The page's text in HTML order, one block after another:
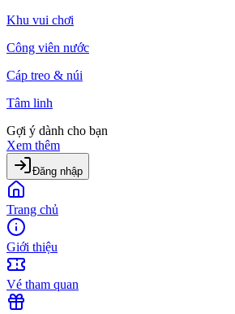
Khu vui chơi
Công viên nước
Cáp treo & núi
Tâm linh
Gợi ý dành cho bạn
Xem thêm
Đăng nhập
Trang chủ
Giới thiệu
Vé tham quan